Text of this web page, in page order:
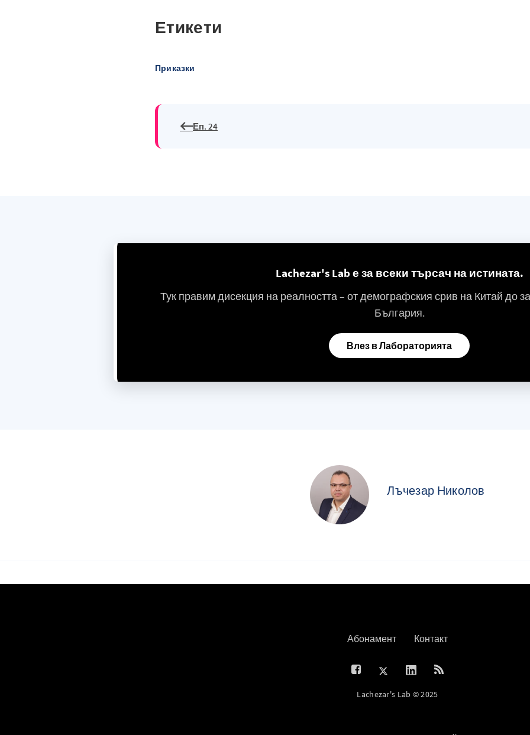
Етикети
Приказки
Еп. 24
Lachezar's Lab е за всеки търсач на истината.
Тук правим дисекция на реалността – от демографския срив на Китай до
България.
Влез в Лабораторията
Лъчезар Николов
Абонамент Контакт
Lachezar's Lab © 2025